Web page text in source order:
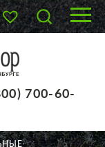
700-60-